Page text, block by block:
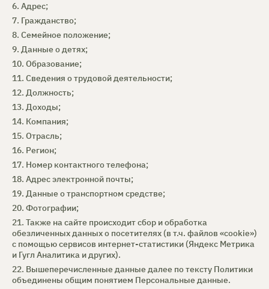
6. Адрес;
7. Гражданство;
8. Семейное положение;
9. Данные о детях;
10. Образование;
11. Сведения о трудовой деятельности;
12. Должность;
13. Доходы;
14. Компания;
15. Отрасль;
16. Регион;
17. Номер контактного телефона;
18. Адрес электронной почты;
19. Данные о транспортном средстве;
20. Фотографии;
21. Также на сайте происходит сбор и обработка
обезличенных данных о посетителях (в т.ч. файлов «cookie»)
с помощью сервисов интернет-статистики (Яндекс Метрика
и Гугл Аналитика и других).
22. Вышеперечисленные данные далее по тексту Политики
объединены общим понятием Персональные данные.